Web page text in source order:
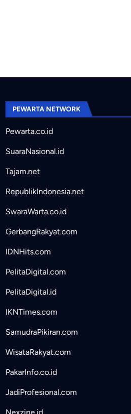
PEWARTA NETWORK
Pewarta.co.id
SuaraNasional.id
Tajam.net
RepublikIndonesia.net
SwaraWarta.co.id
GerbangRakyat.com
IDNHits.com
PelitaDigital.com
PelitaDigital.id
IKNTimes.com
SamudraPikiran.com
WisataRakyat.com
PakarInfo.co.id
JadiProfesional.com